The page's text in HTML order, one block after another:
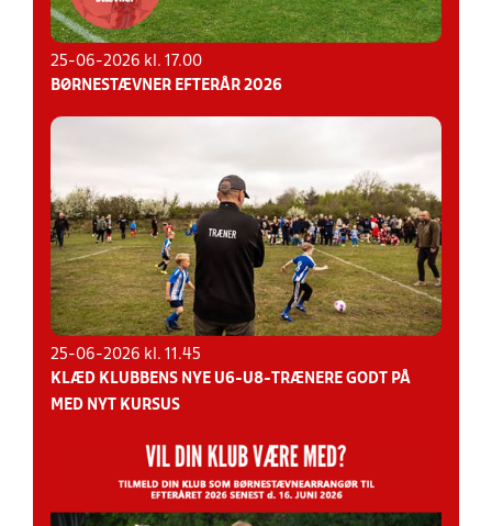
25-06-2026 kl. 17.00
BØRNESTÆVNER EFTERÅR 2026
25-06-2026 kl. 11.45
KLÆD KLUBBENS NYE U6-U8-TRÆNERE GODT PÅ
MED NYT KURSUS